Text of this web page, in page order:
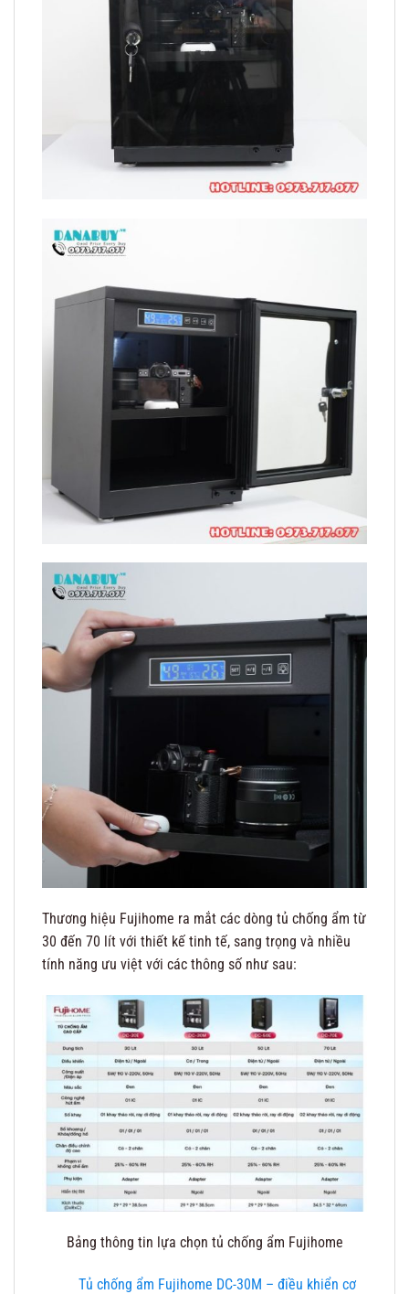
Thương hiệu Fujihome ra mắt các dòng tủ chống ẩm từ
30 đến 70 lít với thiết kế tinh tế, sang trọng và nhiều
tính năng ưu việt với các thông số như sau:
Bảng thông tin lựa chọn tủ chống ẩm Fujihome
Tủ chống ẩm Fujihome DC-30M – điều khiển cơ